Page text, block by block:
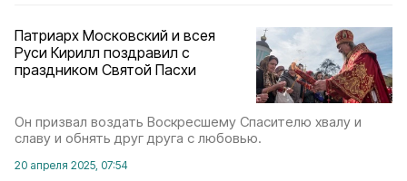
Патриарх Московский и всея
Руси Кирилл поздравил с
праздником Святой Пасхи
Он призвал воздать Воскресшему Спасителю хвалу и
славу и обнять друг друга с любовью.
20 апреля 2025, 07:54